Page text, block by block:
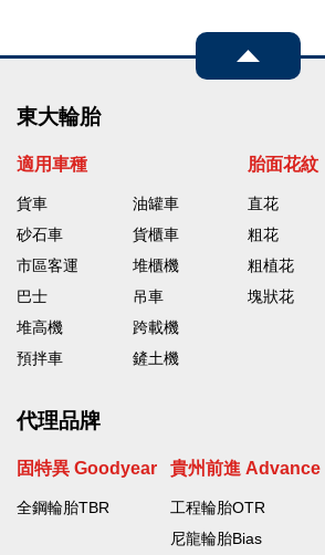
抓地力
東大輪胎
適用車種
貨車
砂石車
市區客運
巴士
堆高機
預拌車
油罐車
貨櫃車
堆櫃機
吊車
跨載機
鏟土機
胎面花紋
直花
粗花
粗植花
塊狀花
代理品牌
固特異 Goodyear
全鋼輪胎TBR
貴州前進 Advance
工程輪胎OTR
尼龍輪胎Bias